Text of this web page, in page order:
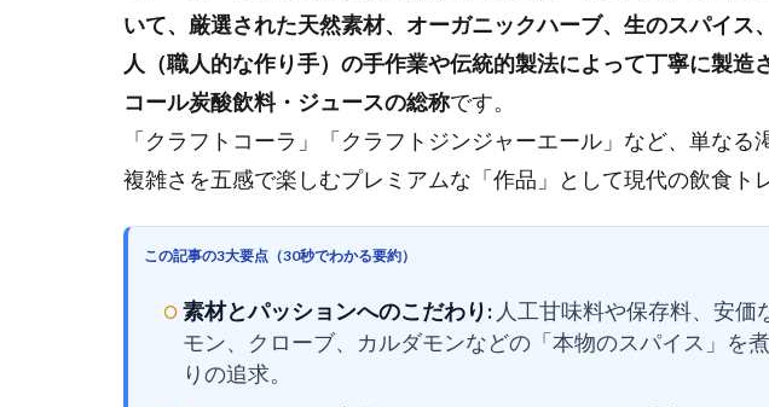
いて、厳選された天然素材、オーガニックハーブ、生のスパイス
人（職人的な作り手）の手作業や伝統的製法によって丁寧に製造
コール炭酸飲料・ジュースの総称です。
「クラフトコーラ」「クラフトジンジャーエール」など、単な
複雑さを五感で楽しむプレミアムな「作品」として現代の飲食ト
この記事の3大要点（30秒でわかる要約）
素材とパッションへのこだわり: 人工甘味料や保存料、安
モン、クローブ、カルダモンなどの「本物のスパイス」を
りの追求。